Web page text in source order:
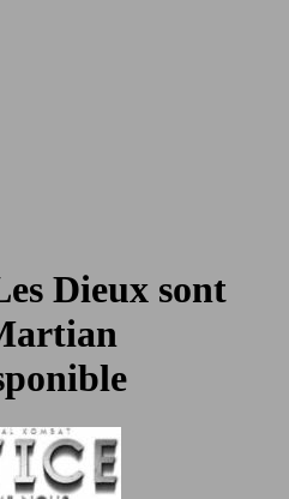
Dieux sont